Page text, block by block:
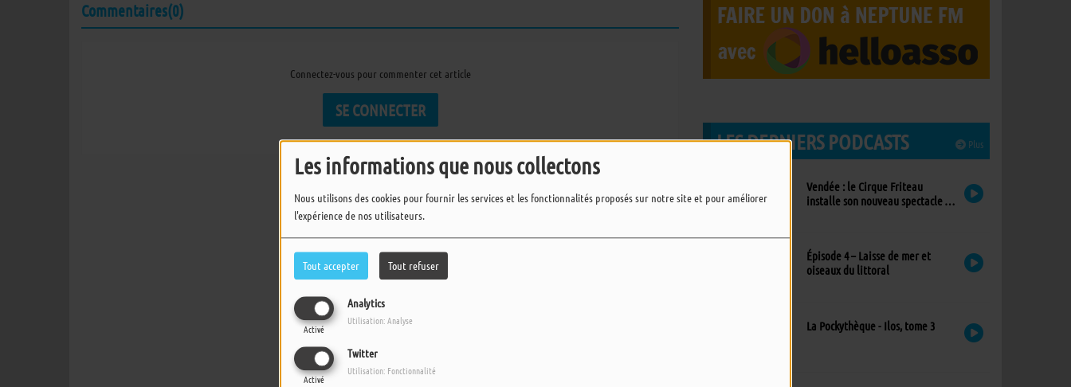
Les informations que nous collectons
Nous utilisons des cookies pour fournir les services et les fonctionnalités proposés sur notre site et pour améliorer
l'expérience de nos utilisateurs.
Tout accepter Tout refuser
Analytics
Activé
Utilisation: Analyse
Twitter
Activé
Utilisation: Fonctionnalité
Commentaires(0)
Connectez-vous pour commenter cet article
SE CONNECTER
Plus
LES DERNIERS PODCASTS
Vendée : le Cirque Friteau
installe son nouveau spectacle à
Épisode 4 – Laisse de mer et
oiseaux du littoral
La Pockythèque - Ilos, tome 3